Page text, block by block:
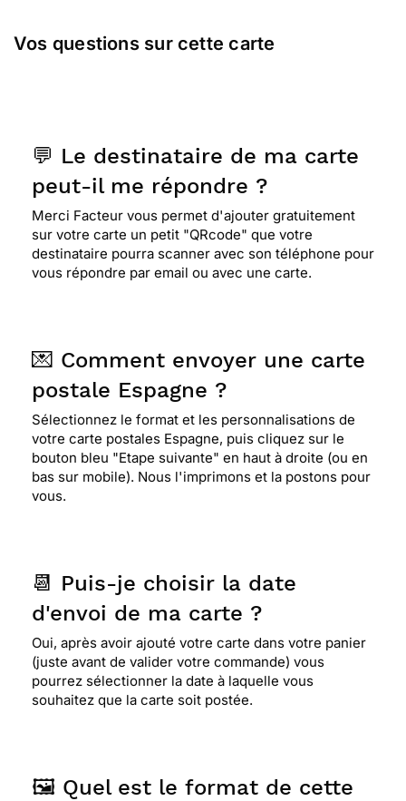
Vos questions sur cette carte
💬 Le destinataire de ma carte
peut-il me répondre ?
Merci Facteur vous permet d'ajouter gratuitement
sur votre carte un petit "QRcode" que votre
destinataire pourra scanner avec son téléphone pour
vous répondre par email ou avec une carte.
💌 Comment envoyer une carte
postale Espagne ?
Sélectionnez le format et les personnalisations de
votre carte postales Espagne, puis cliquez sur le
bouton bleu "Etape suivante" en haut à droite (ou en
bas sur mobile). Nous l'imprimons et la postons pour
vous.
📆 Puis-je choisir la date
d'envoi de ma carte ?
Oui, après avoir ajouté votre carte dans votre panier
(juste avant de valider votre commande) vous
pourrez sélectionner la date à laquelle vous
souhaitez que la carte soit postée.
🖼️ Quel est le format de cette